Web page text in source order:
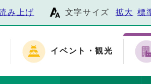
み上げ 文字サイズ 拡大 標
イベント・観光